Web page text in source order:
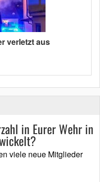
verletzt aus
in Eurer Wehr in
viele neue Mitglieder